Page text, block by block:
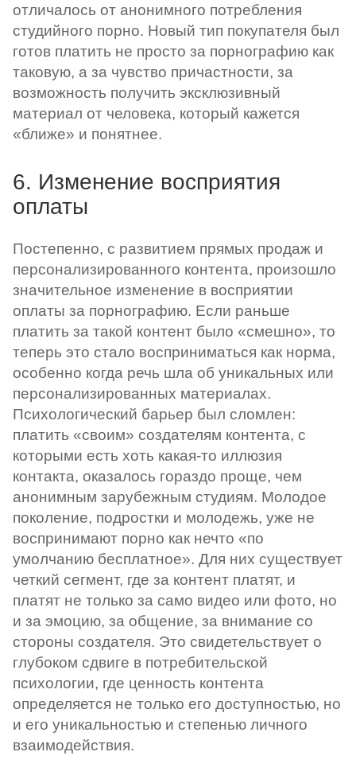
отличалось от анонимного потребления
студийного порно. Новый тип покупателя был
готов платить не просто за порнографию как
таковую, а за чувство причастности, за
возможность получить эксклюзивный
материал от человека, который кажется
«ближе» и понятнее.
6. Изменение восприятия
оплаты
Постепенно, с развитием прямых продаж и
персонализированного контента, произошло
значительное изменение в восприятии
оплаты за порнографию. Если раньше
платить за такой контент было «смешно», то
теперь это стало восприниматься как норма,
особенно когда речь шла об уникальных или
персонализированных материалах.
Психологический барьер был сломлен:
платить «своим» создателям контента, с
которыми есть хоть какая-то иллюзия
контакта, оказалось гораздо проще, чем
анонимным зарубежным студиям. Молодое
поколение, подростки и молодежь, уже не
воспринимают порно как нечто «по
умолчанию бесплатное». Для них существует
четкий сегмент, где за контент платят, и
платят не только за само видео или фото, но
и за эмоцию, за общение, за внимание со
стороны создателя. Это свидетельствует о
глубоком сдвиге в потребительской
психологии, где ценность контента
определяется не только его доступностью, но
и его уникальностью и степенью личного
взаимодействия.